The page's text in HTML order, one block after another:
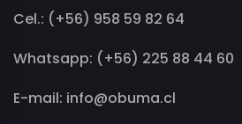
Cel.: (+56) 958 59 82 64
Whatsapp: (+56) 225 88 44 60
E-mail: info@obuma.cl